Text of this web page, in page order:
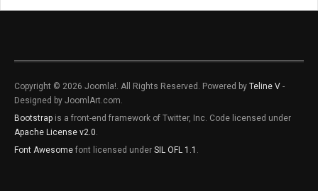
Copyright © 2026 Joomla!. All Rights Reserved. Powered by Teline V -
Designed by JoomlArt.com.
Bootstrap is a front-end framework of Twitter, Inc. Code licensed under
Apache License v2.0.
Font Awesome font licensed under SIL OFL 1.1 .